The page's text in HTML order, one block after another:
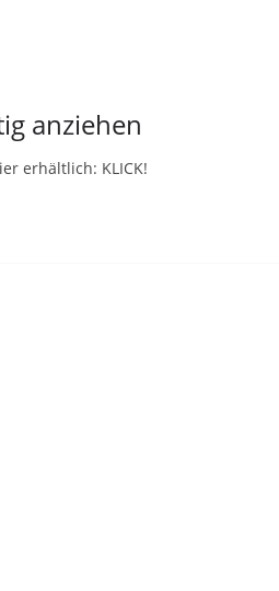
anziehen
erhältlich: KLICK!